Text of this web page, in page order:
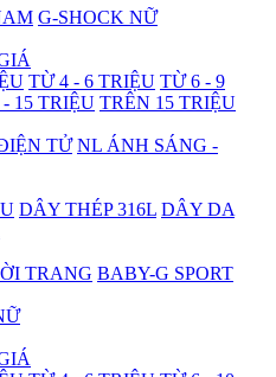
G-SHOCK NỮ
TỪ 4 - 6 TRIỆU TỪ 6 - 9
15 TRIỆU TRÊN 15 TRIỆU
TỬ NL ÁNH SÁNG -
DÂY THÉP 316L DÂY DA
TRANG BABY-G SPORT